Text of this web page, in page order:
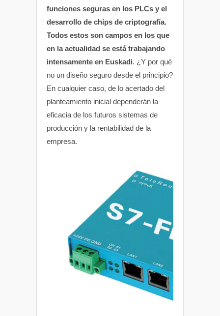
funciones seguras en los PLCs y el
desarrollo de chips de criptografía.
Todos estos son campos en los que
en la actualidad se está trabajando
intensamente en Euskadi. ¿Y por qué
no un diseño seguro desde el principio?
En cualquier caso, de lo acertado del
planteamiento inicial dependerán la
eficacia de los futuros sistemas de
producción y la rentabilidad de la
empresa.